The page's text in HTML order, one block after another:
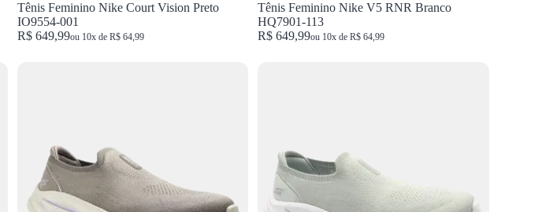
Tênis Feminino Nike Court Vision Preto
IO9554-001
R$ 649,99ou 10x de R$ 64,99
Tênis Feminino Nike V5 RNR Branco
HQ7901-113
R$ 649,99ou 10x de R$ 64,99